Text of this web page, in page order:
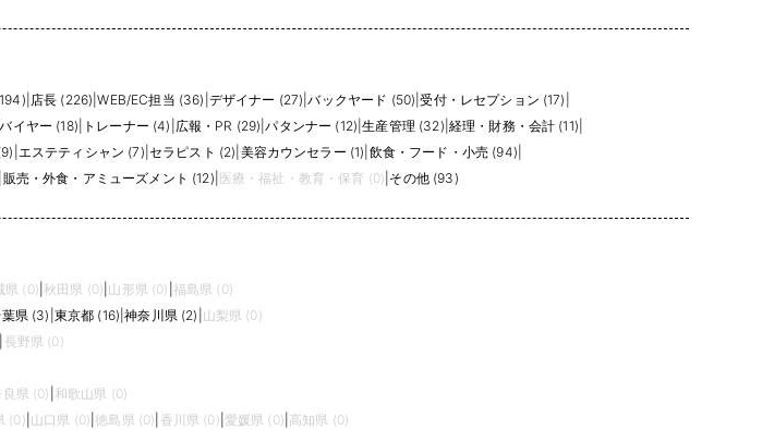
などでの数値分析力、社内外との調整力が確認されます。
のかを確認することが重要です。会社によっては、商品企画、仕入れ、在庫配分、販促、EC運用まで幅広く担当
の場合もあります。担当カテゴリ、予算規模、展示会や海外出張の有無、チーム体制、上長やデザイナーとの距
やすくなります。
ランドか外資系ブランドか、店舗中心かEC比率が高いかを見ておくと、自分の得意分野に合う求人を選びやすく
県 (0) |秋田県 (0) 山形県 (0) 福島県 (0)
県 (3) 東京都 (16) |神奈川県 (2) 山梨県 (0)
長野県 (0)
良県 (0) 和歌山県 (0)
(0) 山口県 (0) |徳島県 (0) 香川県 (0) 愛媛県 (0) 高知県 (0)
店長 (226) |WEB/EC担当 (36) デザイナー (27) |バックヤード (50) |受付・レセプション (17)
バイヤー (18) トレーナー (4) 広報・PR (29) |パタンナー (12) |生産管理 (32) 経理・財務・会計 (11)
エステティシャン (7) セラピスト (2) 美容カウンセラー (1) 飲食・フード・小売 (94)
販売・外食・アミューズメント (12) 医療・福祉・教育・保育 (0) その他 (93)